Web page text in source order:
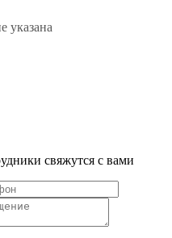
указана
свяжутся с вами